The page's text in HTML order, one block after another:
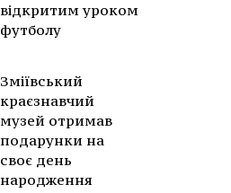
відкритим уроком
футболу
Зміївський
краєзнавчий
музей отримав
подарунки на
своє день
народження